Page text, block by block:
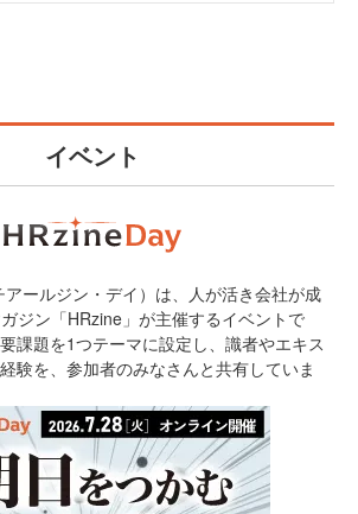
イベント
ールジン・デイ）は、人が活き会社が成
ジン「HRzine」が主催するイベントで
課題を1つテーマに設定し、識者やエキス
験を、参加者のみなさんと共有していま